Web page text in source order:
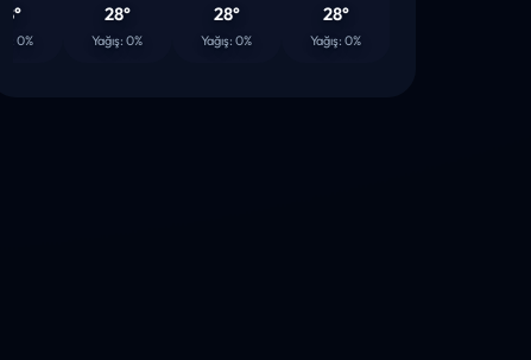
Yağış: 0% Yağış: 0% Yağış: 0%